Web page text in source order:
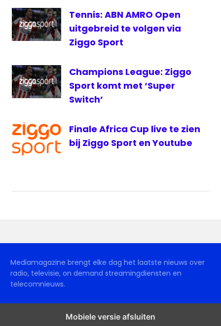
Tennis: ABN AMRO Open
uitgebreid te volgen via
Ziggo Sport
Champions League: Ziggo
Sport komt met ‘Super
Switch’
Finale Africa Cup live te zien
bij Ziggo Sport en Youtube
Mediamagazine brengt elke dag het laatste nieuws over
radio, televisie, on demand streamingdiensten en
telecomnieuws.
Mobiele versie afsluiten